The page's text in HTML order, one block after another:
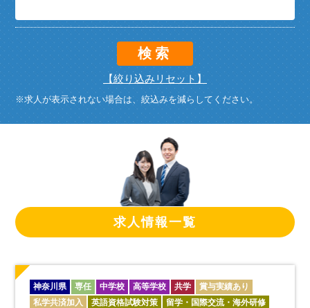
検索
【絞り込みリセット】
※求人が表示されない場合は、絞込みを減らしてください。
求人情報一覧
神奈川県 専任 中学校 高等学校 共学
賞与実績あり
私学共済加入
英語資格試験対策
留学・国際交流・海外研修